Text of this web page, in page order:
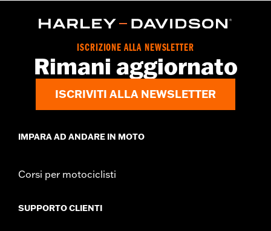
Origine:Articolo d'importazione
ISCRIZIONE ALLA NEWSLETTER
Rimani aggiornato
ISCRIVITI ALLA NEWSLETTER
IMPARA AD ANDARE IN MOTO
Corsi per motociclisti
SUPPORTO CLIENTI